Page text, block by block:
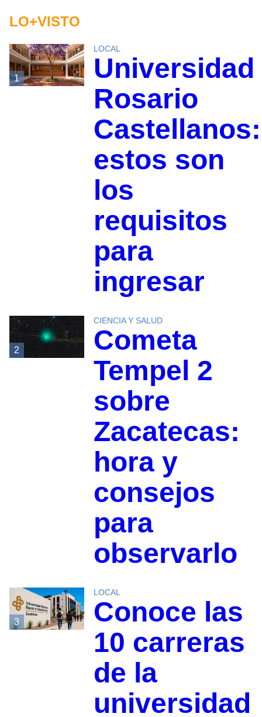
LO+VISTO
1
LOCAL
Universidad
Rosario
Castellanos:
estos son
los
requisitos
para
ingresar
2
CIENCIA Y SALUD
Cometa
Tempel 2
sobre
Zacatecas:
hora y
consejos
para
observarlo
3
LOCAL
Conoce las
10 carreras
de la
universidad